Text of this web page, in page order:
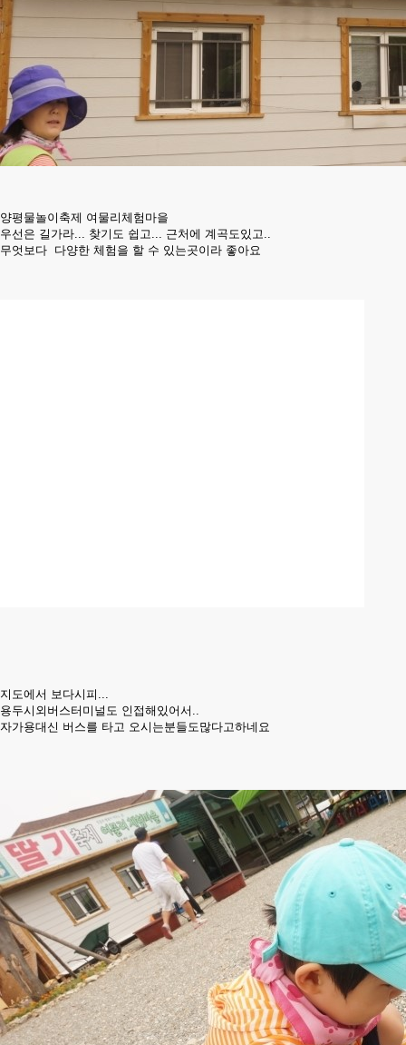
양평물놀이축제 여물리체험마을
우선은 길가라... 찾기도 쉽고... 근처에 계곡도있고..
무엇보다 다양한 체험을 할 수 있는곳이라 좋아요
지도에서 보다시피...
용두시외버스터미널도 인접해있어서..
자가용대신 버스를 타고 오시는분들도많다고하네요